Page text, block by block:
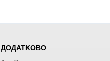
ДОДАТКОВО